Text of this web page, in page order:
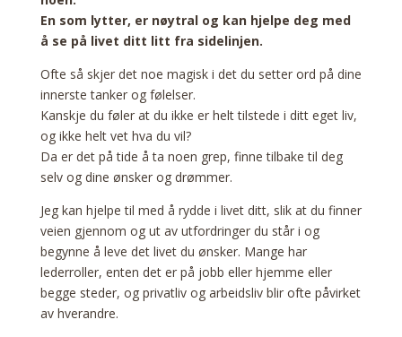
En som lytter, er nøytral og kan hjelpe deg med
å se på livet ditt litt fra sidelinjen.
Ofte så skjer det noe magisk i det du setter ord på dine
innerste tanker og følelser.
Kanskje du føler at du ikke er helt tilstede i ditt eget liv,
og ikke helt vet hva du vil?
Da er det på tide å ta noen grep, finne tilbake til deg
selv og dine ønsker og drømmer.
Jeg kan hjelpe til med å rydde i livet ditt, slik at du finner
veien gjennom og ut av utfordringer du står i og
begynne å leve det livet du ønsker. Mange har
lederroller, enten det er på jobb eller hjemme eller
begge steder, og privatliv og arbeidsliv blir ofte påvirket
av hverandre.